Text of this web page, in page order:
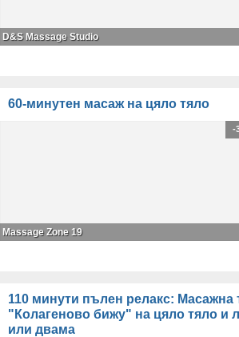
D&S Massage Studio
60-минутен масаж на цяло тяло
-
Massage Zone 19
110 минути пълен релакс: Масажна
"Колагеново бижу" на цяло тяло и
или двама